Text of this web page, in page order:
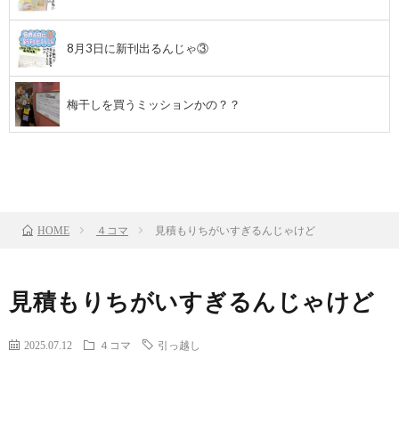
8月3日に新刊出るんじゃ③
梅干しを買うミッションかの？？
HOME ４コマ 見積もりちがいすぎるんじゃけど
見積もりちがいすぎるんじゃけど
2025.07.12 ４コマ 引っ越し